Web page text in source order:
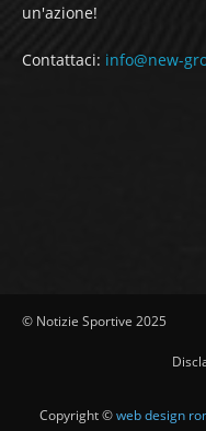
un'azione!
Contattaci: info@new-
© Notizie Sportive 2025
Copyright ©web design